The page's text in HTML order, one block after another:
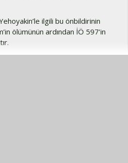
ilgili bu önbildirinin
ölümünün ardından İÖ 597’in
(1Ta.3:17-19;Mat.1:12) kral
değil, Yoşiya’nın
ölen Yehoyakin, Davut soyundan